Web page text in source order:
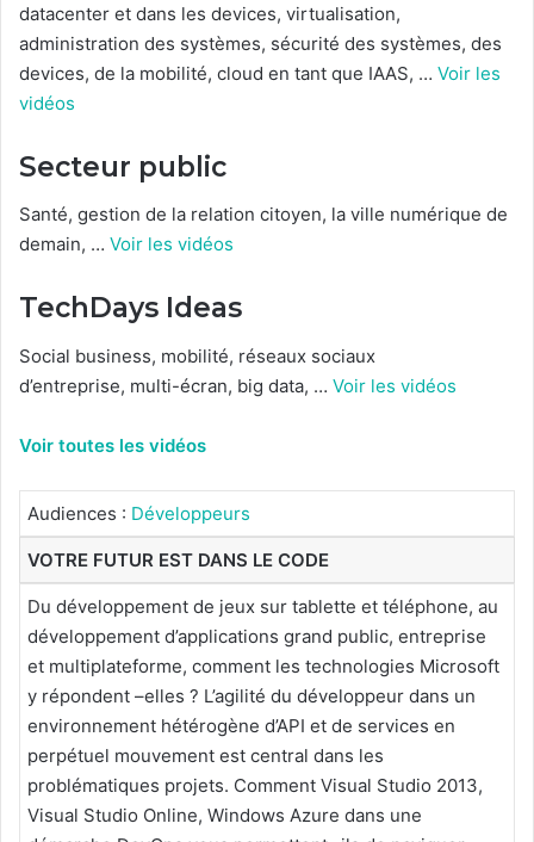
datacenter et dans les devices, virtualisation,
administration des systèmes, sécurité des systèmes, des
devices, de la mobilité, cloud en tant que IAAS, … Voir les
vidéos
Secteur public
Santé, gestion de la relation citoyen, la ville numérique de
demain, … Voir les vidéos
TechDays Ideas
Social business, mobilité, réseaux sociaux
d’entreprise, multi-écran, big data, … Voir les vidéos
Voir toutes les vidéos
Audiences : Développeurs
VOTRE FUTUR EST DANS LE CODE
Du développement de jeux sur tablette et téléphone, au
développement d’applications grand public, entreprise
et multiplateforme, comment les technologies Microsoft
y répondent –elles ? L’agilité du développeur dans un
environnement hétérogène d’API et de services en
perpétuel mouvement est central dans les
problématiques projets. Comment Visual Studio 2013,
Visual Studio Online, Windows Azure dans une